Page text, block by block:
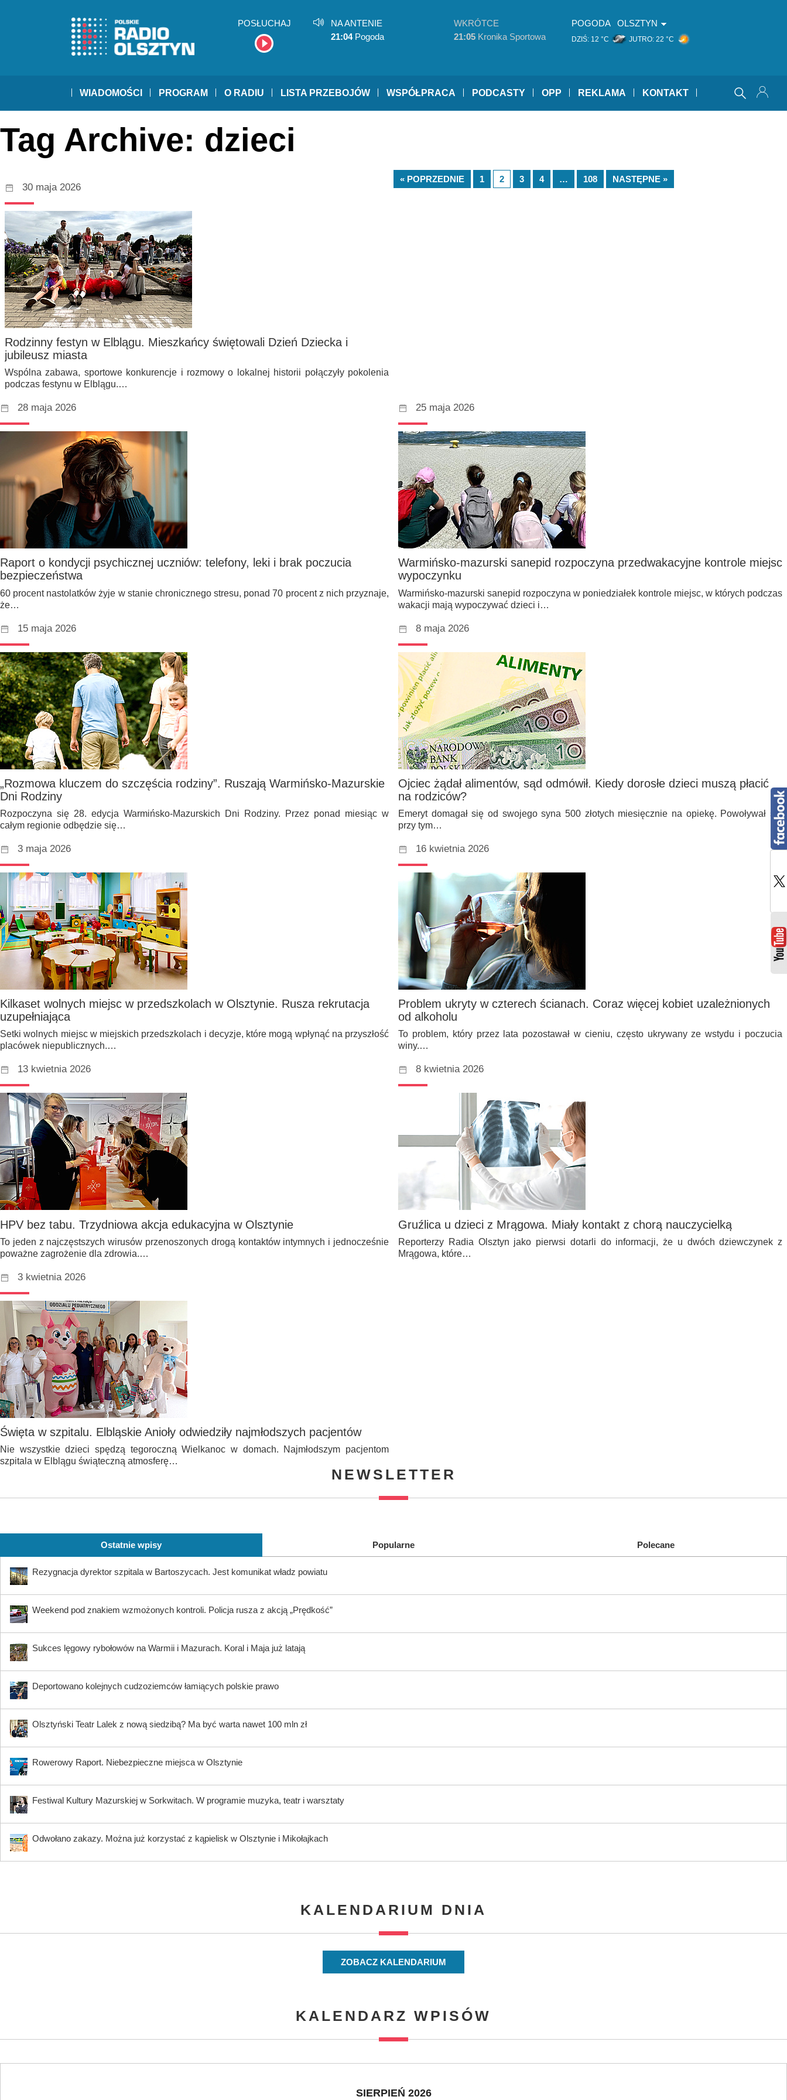
POSŁUCHAJ
NA ANTENIE
21:04Pogoda
WKRÓTCE
21:05 Kronika Sportowa
POGODA OLSZTYN
DZIŚ: 12 °C JUTRO: 22 °C
WIADOMOŚCI PROGRAM O RADIU LISTA PRZEBOJÓW WSPÓŁPRACA PODCASTY OPP REKLAMA KONTAKT
Tag Archive: dzieci
30 maja 2026
Rodzinny festyn w Elblągu. Mieszkańcy świętowali Dzień Dziecka i
jubileusz miasta
Wspólna zabawa, sportowe konkurencje i rozmowy o lokalnej historii połączyły pokolenia
podczas festynu w Elblągu.…
28 maja 2026
Raport o kondycji psychicznej uczniów: telefony, leki i brak poczucia
bezpieczeństwa
60 procent nastolatków żyje w stanie chronicznego stresu, ponad 70 procent z nich przyznaje,
że…
25 maja 2026
Warmińsko-mazurski sanepid rozpoczyna przedwakacyjne kontrole miejsc
wypoczynku
Warmińsko-mazurski sanepid rozpoczyna w poniedziałek kontrole miejsc, w których podczas
wakacji mają wypoczywać dzieci i…
15 maja 2026
„Rozmowa kluczem do szczęścia rodziny”. Ruszają Warmińsko-Mazurskie
Dni Rodziny
Rozpoczyna się 28. edycja Warmińsko-Mazurskich Dni Rodziny. Przez ponad miesiąc w
całym regionie odbędzie się…
8 maja 2026
Ojciec żądał alimentów, sąd odmówił. Kiedy dorosłe dzieci muszą płacić
na rodziców?
Emeryt domagał się od swojego syna 500 złotych miesięcznie na opiekę. Powoływał się
przy tym…
3 maja 2026
Kilkaset wolnych miejsc w przedszkolach w Olsztynie. Rusza rekrutacja
uzupełniająca
Setki wolnych miejsc w miejskich przedszkolach i decyzje, które mogą wpłynąć na przyszłość
placówek niepublicznych.…
16 kwietnia 2026
Problem ukryty w czterech ścianach. Coraz więcej kobiet uzależnionych
od alkoholu
To problem, który przez lata pozostawał w cieniu, często ukrywany ze wstydu i poczucia
winy.…
13 kwietnia 2026
HPV bez tabu. Trzydniowa akcja edukacyjna w Olsztynie
To jeden z najczęstszych wirusów przenoszonych drogą kontaktów intymnych i jednocześnie
poważne zagrożenie dla zdrowia.…
8 kwietnia 2026
Gruźlica u dzieci z Mrągowa. Miały kontakt z chorą nauczycielką
Reporterzy Radia Olsztyn jako pierwsi dotarli do informacji, że u dwóch dziewczynek z
Mrągowa, które…
3 kwietnia 2026
Święta w szpitalu. Elbląskie Anioły odwiedziły najmłodszych pacjentów
Nie wszystkie dzieci spędzą tegoroczną Wielkanoc w domach. Najmłodszym pacjentom
szpitala w Elblągu świąteczną atmosferę…
« POPRZEDNIE 1 2 3 4 … 108 NASTĘPNE »
NEWSLETTER
Ostatnie wpisy Popularne Polecane
Rezygnacja dyrektor szpitala w Bartoszycach. Jest komunikat władz powiatu
Weekend pod znakiem wzmożonych kontroli. Policja rusza z akcją „Prędkość”
Sukces lęgowy rybołowów na Warmii i Mazurach. Koral i Maja już latają
Deportowano kolejnych cudzoziemców łamiących polskie prawo
Olsztyński Teatr Lalek z nową siedzibą? Ma być warta nawet 100 mln zł
Rowerowy Raport. Niebezpieczne miejsca w Olsztynie
Festiwal Kultury Mazurskiej w Sorkwitach. W programie muzyka, teatr i warsztaty
Odwołano zakazy. Można już korzystać z kąpielisk w Olsztynie i Mikołajkach
KALENDARIUM DNIA
ZOBACZ KALENDARIUM
KALENDARZ WPISÓW
SIERPIEŃ 2026